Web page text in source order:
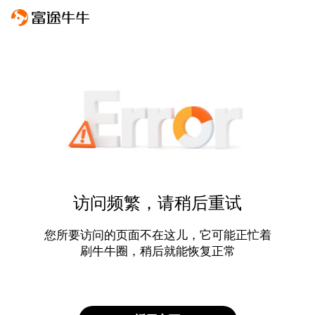
访问频繁，请稍后重试
您所要访问的页面不在这儿，它可能正忙着
刷牛牛圈，稍后就能恢复正常